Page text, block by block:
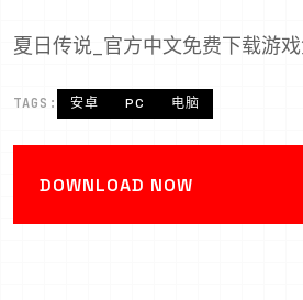
夏日传说_官方中文免费下载游
TAGS: 安卓 PC 电脑
DOWNLOAD NOW